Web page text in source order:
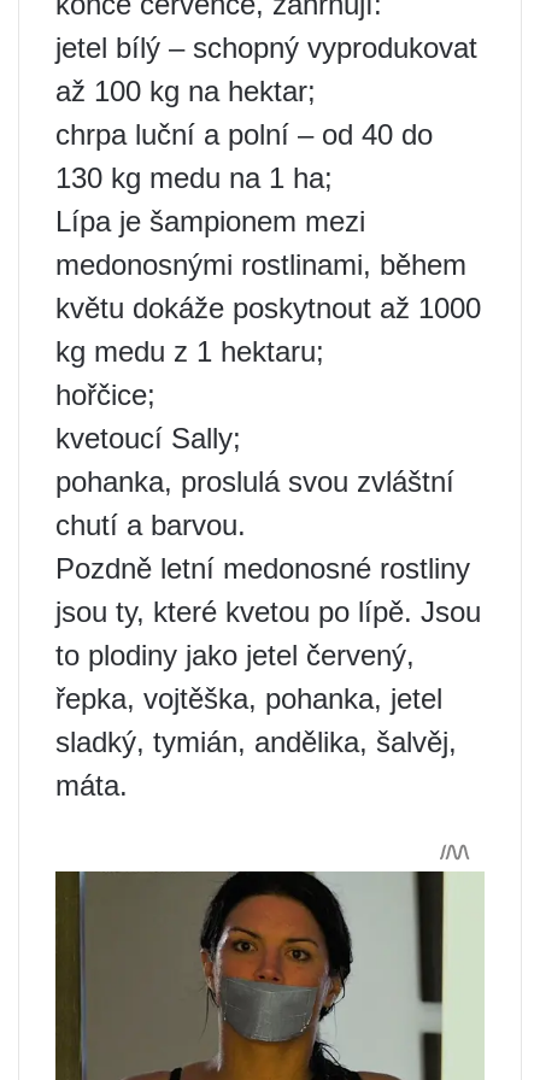
jetel bílý – schopný vyprodukovat
až 100 kg na hektar;
chrpa luční a polní – od 40 do
130 kg medu na 1 ha;
Lípa je šampionem mezi
medonosnými rostlinami, během
květu dokáže poskytnout až 1000
kg medu z 1 hektaru;
hořčice;
kvetoucí Sally;
pohanka, proslulá svou zvláštní
chutí a barvou.
Pozdně letní medonosné rostliny
jsou ty, které kvetou po lípě. Jsou
to plodiny jako jetel červený,
řepka, vojtěška, pohanka, jetel
sladký, tymián, andělika, šalvěj,
máta.